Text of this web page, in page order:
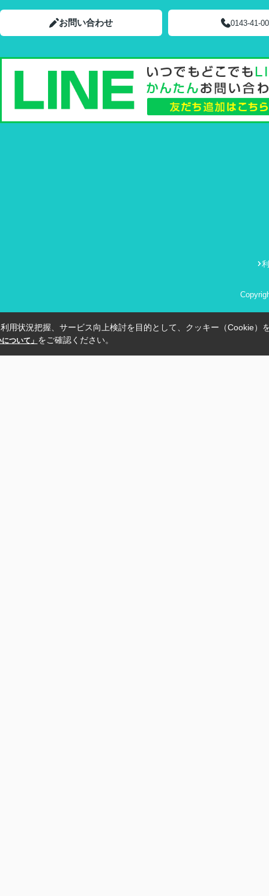
お問い合わせ 0143-41-
用状況把握、サービス向上検討を目的として、クッキー（Cookie）
ついて」 をご確認ください。